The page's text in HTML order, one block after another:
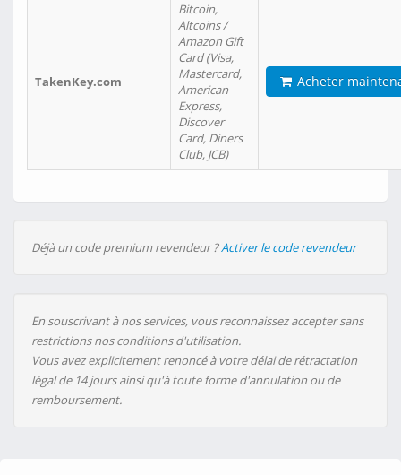
TakenKey.com
Bitcoin,
Altcoins /
Amazon Gift
Card (Visa,
Mastercard,
American
Express,
Discover
Card, Diners
Club, JCB)
Acheter
Déjà un code premium revendeur ?Activer le code revendeur
En souscrivant à nos services, vous reconnaissez accepter sans
restrictions nos conditions d'utilisation.
Vous avez explicitement renoncé à votre délai de rétractation
légal de 14 jours ainsi qu'à toute forme d'annulation ou de
remboursement.